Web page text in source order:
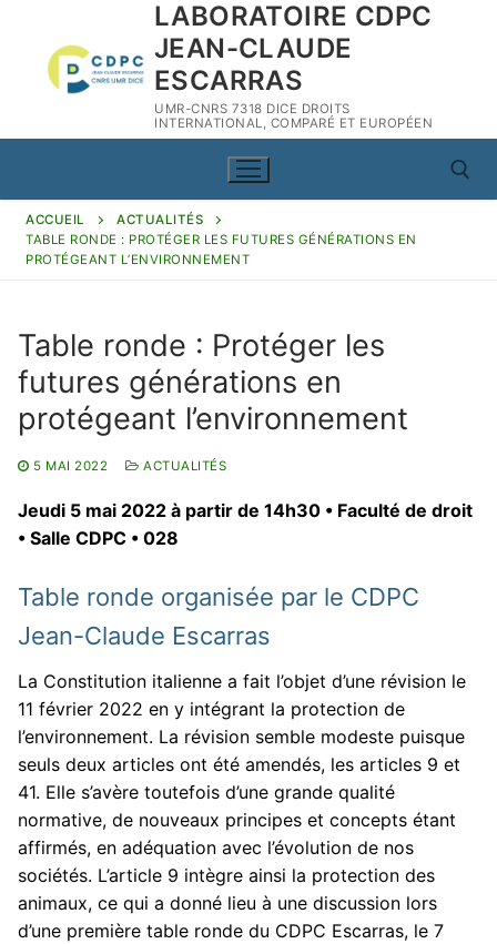
contenu
LABORATOIRE CDPC
JEAN-CLAUDE
ESCARRAS
UMR-CNRS 7318 DICE DROITS
INTERNATIONAL, COMPARÉ ET EUROPÉEN
Rechercher
:
CDPC
Pour nous contacter
Membres
Revues
La Lettre d’Italie
Thèses / HDR
Thèses en cours
Thèses soutenues
HDR soutenues
Masters
Actualités
ACCUEIL
ACTUALITÉS
TABLE RONDE : PROTÉGER LES FUTURES GÉNÉRATIONS EN
PROTÉGEANT L’ENVIRONNEMENT
Table ronde : Protéger les
futures générations en
protégeant l’environnement
5 MAI 2022 ACTUALITÉS
Jeudi 5 mai 2022 à partir de 14h30 • Faculté de droit
• Salle CDPC • 028
Table ronde organisée par le CDPC
Jean-Claude Escarras
La Constitution italienne a fait l’objet d’une révision le
11 février 2022 en y intégrant la protection de
l’environnement. La révision semble modeste puisque
seuls deux articles ont été amendés, les articles 9 et
41. Elle s’avère toutefois d’une grande qualité
normative, de nouveaux principes et concepts étant
affirmés, en adéquation avec l’évolution de nos
sociétés. L’article 9 intègre ainsi la protection des
animaux, ce qui a donné lieu à une discussion lors
d’une première table ronde du CDPC Escarras, le 7